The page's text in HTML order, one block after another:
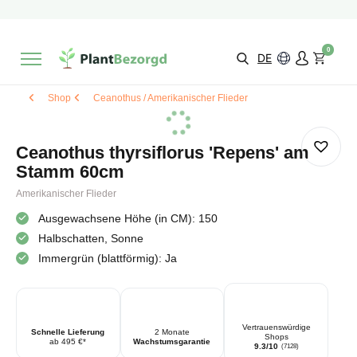
Wähle selbst
DE
0
Shop Ceanothus / Amerikanischer Flieder
Ceanothus thyrsiflorus 'Repens' am
Stamm 60cm
Amerikanischer Flieder
Ausgewachsene Höhe (in CM): 150
Halbschatten, Sonne
Immergrün (blattförmig): Ja
Schnelle Lieferung
ab 495 €*
2 Monate
Wachstumsgarantie
Vertrauenswürdige
Shops
9.3/10 (7128)